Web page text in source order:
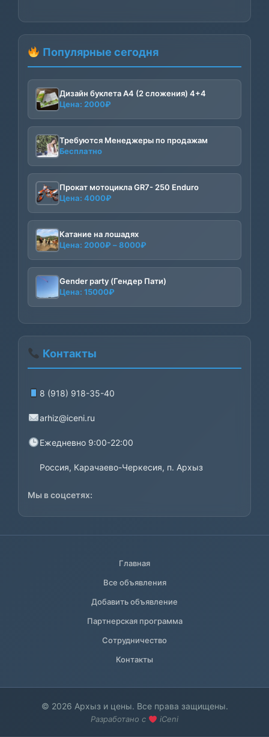
Популярные сегодня
Дизайн буклета А4 (2 сложения) 4+4
Цена: 2000₽
Требуются Менеджеры по продажам
Бесплатно
Прокат мотоцикла GR7- 250 Enduro
Цена: 4000₽
Катание на лошадях
Цена: 2000₽ –8000₽
2000₽
–
Gender party (Гендер Пати)
Цена: 15000₽
Контакты
8 (918) 918-35-40
arhiz@iceni.ru
Ежедневно 9:00-22:00
Россия, Карачаево-Черкесия, п. Архыз
Мы в соцсетях:
Главная
Все объявления
Добавить объявление
Партнерская программа
Сотрудничество
Контакты
© 2026 Архыз и цены. Все права защищены.
Разработано с iCeni